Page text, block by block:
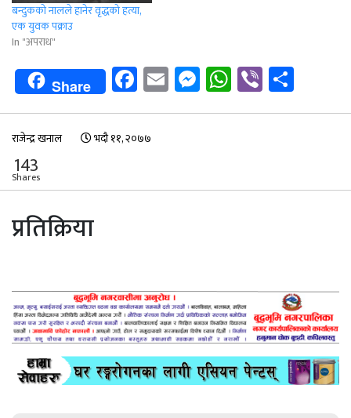
बन्दुकको नालले हानेर वृद्धको हत्या,
एक युवक पक्राउ
In "अपराध"
Share Facebook
EmailMessenger
WhatsApp
Viber
राजेन्द्र खनाल भदौ ११, २०७७
143
Shares
प्रतिक्रिया